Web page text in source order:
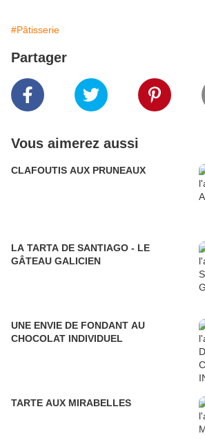
#Pâtisserie
Partager
Vous aimerez aussi
CLAFOUTIS AUX PRUNEAUX
LA TARTA DE SANTIAGO - LE
GÂTEAU GALICIEN
UNE ENVIE DE FONDANT AU
CHOCOLAT INDIVIDUEL
TARTE AUX MIRABELLES